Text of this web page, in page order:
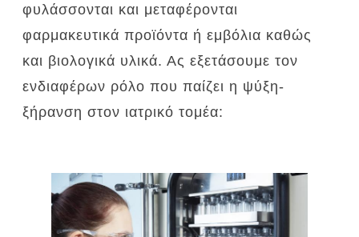
φυλάσσονται και μεταφέρονται
φαρμακευτικά προϊόντα ή εμβόλια καθώς
και βιολογικά υλικά. Ας εξετάσουμε τον
ενδιαφέρων ρόλο που παίζει η ψύξη-
ξήρανση στον ιατρικό τομέα: